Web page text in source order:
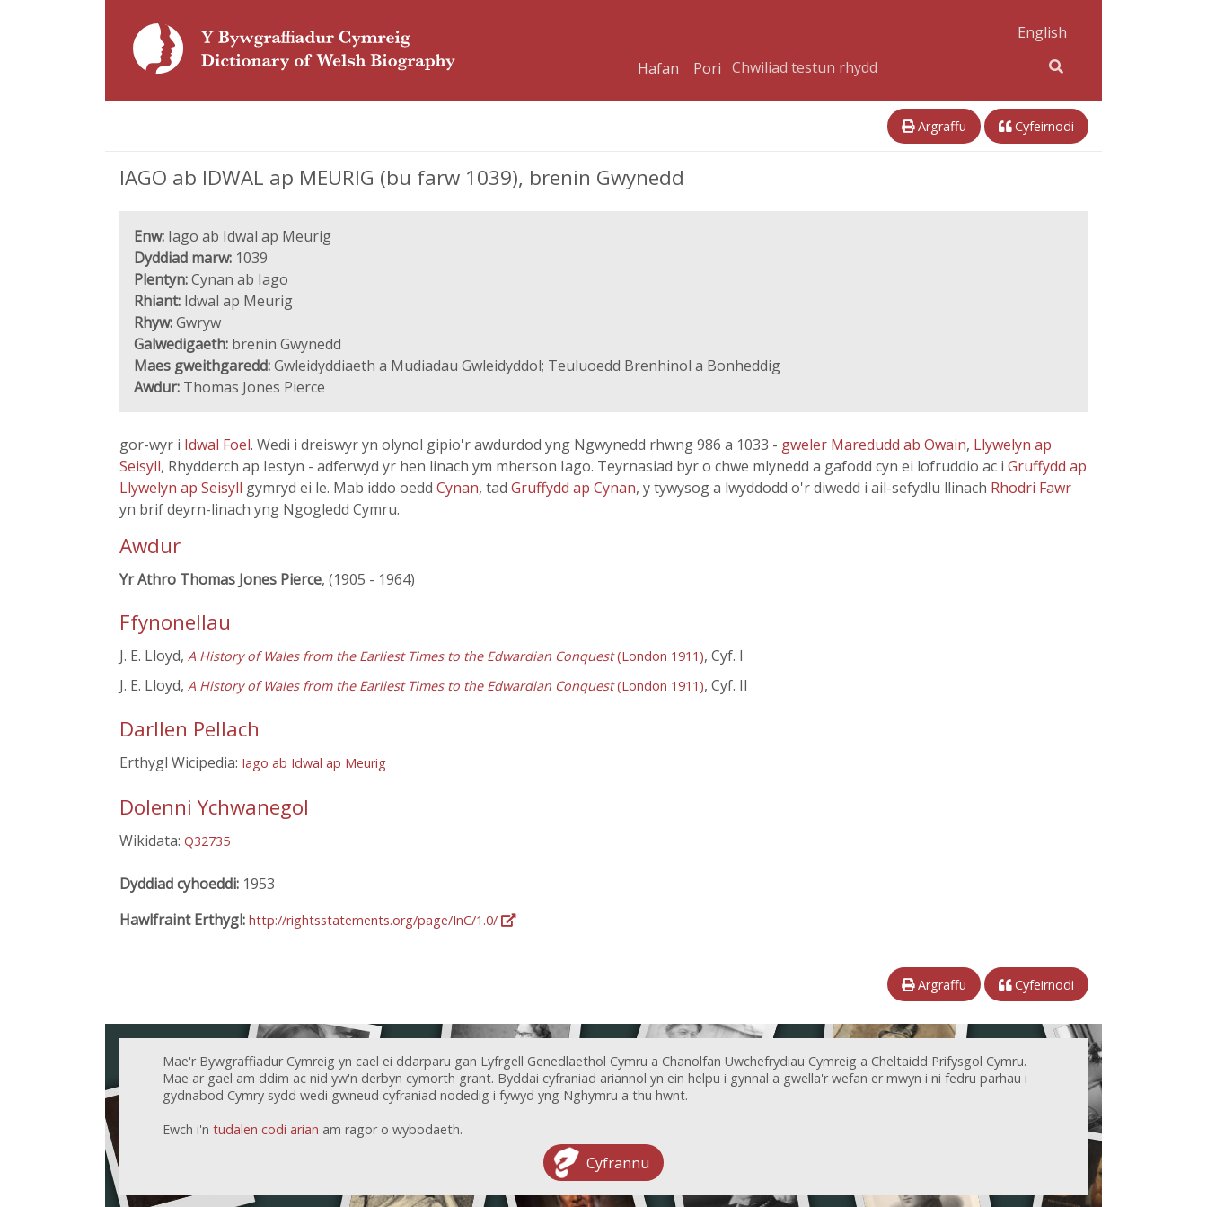
English
Hafan
Pori
Argraffu Cyfeirnodi
IAGO ab IDWAL ap MEURIG (bu farw 1039), brenin Gwynedd
Enw: Iago ab Idwal ap Meurig
Dyddiad marw: 1039
Plentyn:Cynan ab Iago
Rhiant: Idwal ap Meurig
Rhyw:Gwryw
Galwedigaeth: brenin Gwynedd
Maes gweithgaredd:Gwleidyddiaeth a Mudiadau Gwleidyddol; Teuluoedd Brenhinol a Bonheddig
Awdur: Thomas Jones Pierce
gor-wyr i Idwal Foel. Wedi i dreiswyr yn olynol gipio'r awdurdod yng Ngwynedd rhwng 986 a 1033 - gweler Maredudd ab Owain, Llywelyn ap
Seisyll, Rhydderch ap Iestyn - adferwyd yr hen linach ym mherson Iago. Teyrnasiad byr o chwe mlynedd a gafodd cyn ei lofruddio ac i Gruffydd ap
Llywelyn ap Seisyll gymryd ei le. Mab iddo oedd Cynan, tad Gruffydd ap Cynan, y tywysog a lwyddodd o'r diwedd i ail-sefydlu llinach Rhodri Fawr
yn brif deyrn-linach yng Ngogledd Cymru.
Awdur
Yr Athro Thomas Jones Pierce, (1905 - 1964)
Ffynonellau
J. E. Lloyd, A History of Wales from the Earliest Times to the Edwardian Conquest(London 1911), Cyf. I
J. E. Lloyd, A History of Wales from the Earliest Times to the Edwardian Conquest(London 1911), Cyf. II
Darllen Pellach
Erthygl Wicipedia: Iago ab Idwal ap Meurig
Dolenni Ychwanegol
Wikidata: Q32735
Dyddiad cyhoeddi: 1953
Hawlfraint Erthygl: http://rightsstatements.org/page/InC/1.0/
Argraffu Cyfeirnodi
Mae'r Bywgraffiadur Cymreig yn cael ei ddarparu gan Lyfrgell Genedlaethol Cymru a Chanolfan Uwchefrydiau Cymreig a Cheltaidd Prifysgol Cymru.
Mae ar gael am ddim ac nid yw'n derbyn cymorth grant. Byddai cyfraniad ariannol yn ein helpu i gynnal a gwella'r wefan er mwyn i ni fedru parhau i
gydnabod Cymry sydd wedi gwneud cyfraniad nodedig i fywyd yng Nghymru a thu hwnt.
Ewch i'n tudalen codi arian am ragor o wybodaeth.
Cyfrannu